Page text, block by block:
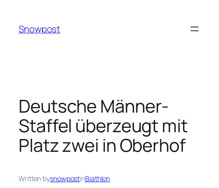
content
Snowpost
Deutsche Männer-
Staffel überzeugt mit
Platz zwei in Oberhof
Written bysnowpostinBiathlon